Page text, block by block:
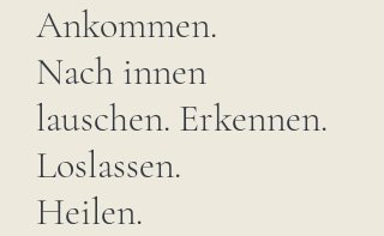
Ankommen.
Nach innen
lauschen. Erkennen.
Loslassen.
Heilen.